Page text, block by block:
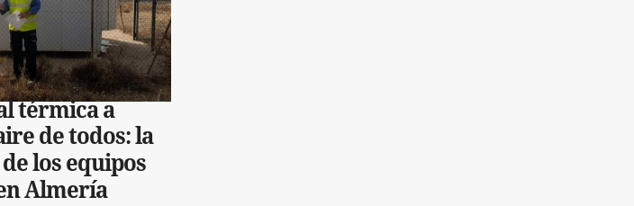
térmica a
de todos: la
los equipos
Almería